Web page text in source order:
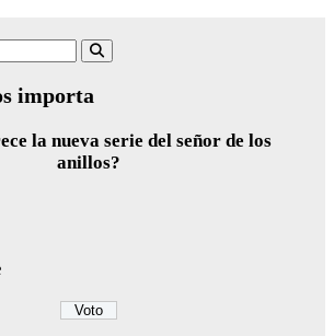
importa
la nueva serie del señor de los
anillos?